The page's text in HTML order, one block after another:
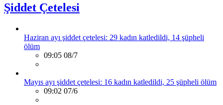
Şiddet Çetelesi
Haziran ayı şiddet çetelesi: 29 kadın katledildi, 14 şüpheli
ölüm
09:05 08/7
Mayıs ayı şiddet çetelesi: 16 kadın katledildi, 25 şüpheli ölüm
09:02 07/6